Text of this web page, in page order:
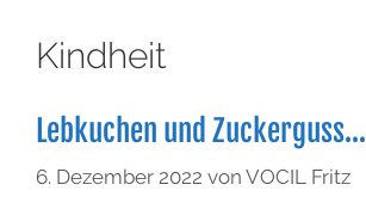
Kindheit
Lebkuchen und Zuckerguss…
6. Dezember 2022 von VOCIL Fritz